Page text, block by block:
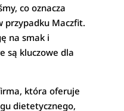
co oznacza
przypadku Maczfit.
na smak i
są kluczowe dla
która oferuje
dietetycznego,